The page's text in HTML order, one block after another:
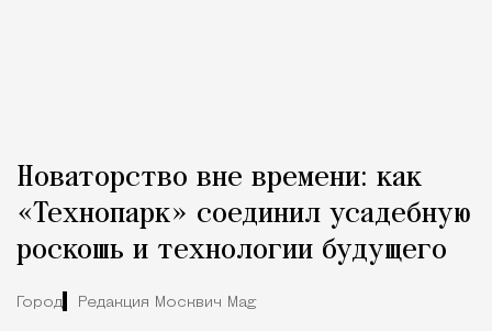
Новаторство вне времени: как
«Технопарк» соединил усадебную
роскошь и технологии будущего
Город Редакция Москвич Mag